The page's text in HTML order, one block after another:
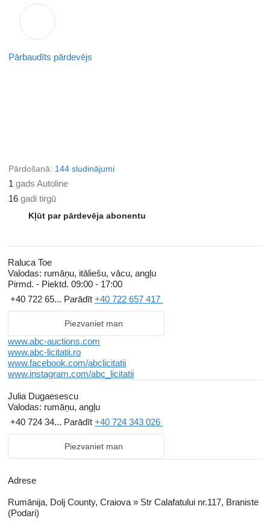
Pārbaudīts pārdevējs
Pārdošanā: 144 sludinājumi
1 gads Autoline
16 gadi tirgū
Kļūt par pārdevēja abonentu
Raluca Toe
Valodas: rumāņu, itāliešu, vācu, angļu
Pirmd. - Piektd. 09:00 - 17:00
+40 722 65... Parādīt +40 722 657 417
Piezvaniet man
www.abc-auctions.com
www.abc-licitatii.ro
www.facebook.com/abclicitatii
www.instagram.com/abc_licitatii
Julia Dugaesescu
Valodas: rumāņu, angļu
+40 724 34... Parādīt +40 724 343 026
Piezvaniet man
Adrese
Rumānija, Dolj County, Craiova » Str Calafatului nr.117, Braniste
(Podari)